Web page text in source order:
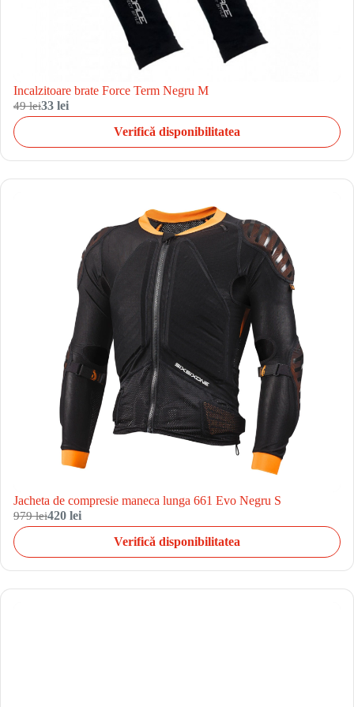
Incalzitoare brate Force Term Negru M
49 lei33 lei
Verifică disponibilitatea
Jacheta de compresie maneca lunga 661 Evo Negru S
979 lei420 lei
Verifică disponibilitatea